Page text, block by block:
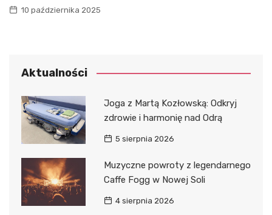
10 października 2025
Aktualności
Joga z Martą Kozłowską: Odkryj
zdrowie i harmonię nad Odrą
5 sierpnia 2026
Muzyczne powroty z legendarnego
Caffe Fogg w Nowej Soli
4 sierpnia 2026